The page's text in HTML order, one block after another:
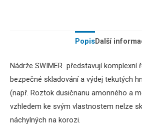
PopisDalší
Nádrže SWIMER představují komplexní
bezpečné skladování a výdej tekutých
(např. Roztok dusičnanu amonného a
vzhledem ke svým vlastnostem nelze
náchylných na korozi.